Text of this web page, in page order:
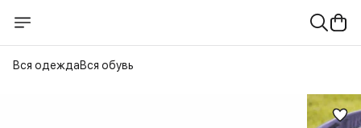
Вся одеждаВся обувь